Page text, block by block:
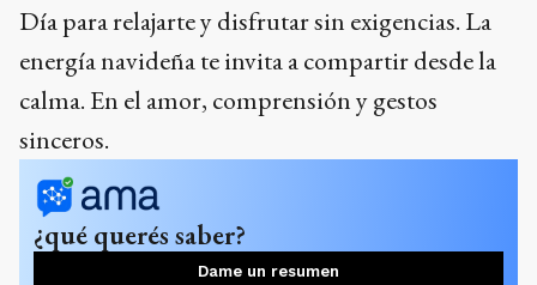
Día para relajarte y disfrutar sin exigencias. La
energía navideña te invita a compartir desde la
calma. En el amor, comprensión y gestos
sinceros.
¿qué querés saber?
Dame un resumen